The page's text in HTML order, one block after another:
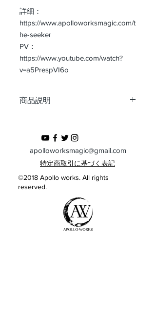
詳細：
https://www.apolloworksmagic.com/t
he-seeker
PV：
https://www.youtube.com/watch?
v=a5PrespVI6o
商品説明
得したマジシャン、
岩根佑樹のレクチャーDVDです。
10個のシークエンスに加え、基礎技法
れています。
​最先端のマニピュレーションを演技に
取り入れてください。
※この商品はDVDではありません。
​ URLとパスワードをメールにてお送
apolloworksmagic@gmail.com
特定商取引に基づく表記
©2018 Apollo works. All rights
reserved.